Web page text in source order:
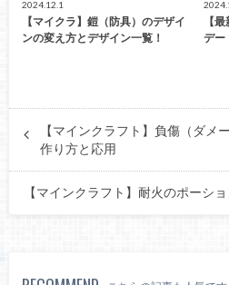
2024.12.1
【マイクラ】鎧（防具）のデザイ
ンの変え方とデザイン一覧！
【
デー
【マインクラフト】負傷（ダメ
作り方と応用
【マインクラフト】耐火のポーシ